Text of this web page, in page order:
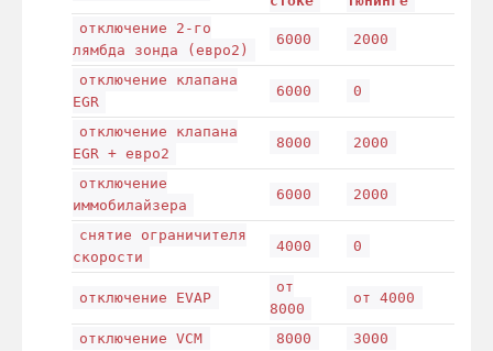
отключение 2-го
лямбда зонда (евро2)
6000 2000
отключение клапана
EGR
6000 0
отключение клапана
EGR + евро2
8000 2000
отключение
иммобилайзера
6000 2000
снятие ограничителя
скорости
4000 0
отключение EVAP
от
8000
от 4000
отключение VCM 8000 3000